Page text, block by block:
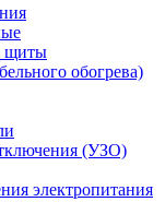
щиты
обогрева)
(УЗО)
электропитания